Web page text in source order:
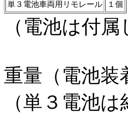
単３電池車両用リモレール
１個
（電池は付
重量（電池装
（単３電池